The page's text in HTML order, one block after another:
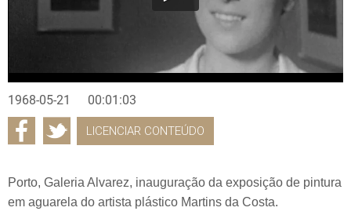
1968-05-21 00:01:03
LICENCIAR CONTEÚDO
Porto, Galeria Alvarez, inauguração da exposição de pintura
em aguarela do artista plástico Martins da Costa.